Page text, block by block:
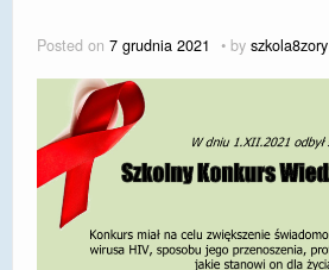
KONTAKT
DLA RODZICÓW I UCZNIÓW
DLA PRACOWNIKÓW
GALERIA
Posted on 7 grudnia 2021 by szkola8zory